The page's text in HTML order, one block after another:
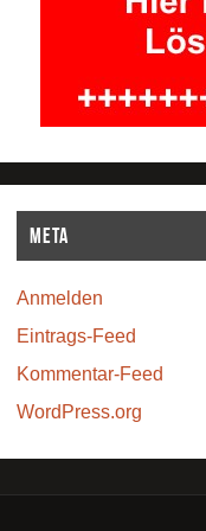
Meta
Anmelden
Eintrags-Feed
Kommentar-Feed
WordPress.org